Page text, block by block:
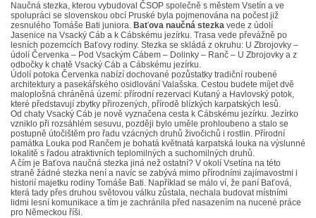
Naučná stezka, kterou vybudoval ČSOP společně s městem Vsetín a ve
spolupráci se slovenskou obcí Pruské byla pojmenována na počest již
zesnulého Tomáše Bati juniora. Baťova naučná stezka vede z údolí
Jasenice na Vsacký Cáb a k Cábskému jezírku. Trasa vede převážně po
lesních pozemcích Baťovy rodiny. Stezka se skládá z okruhu: U Zbrojovky –
údolí Červenka – Pod Vsackým Cábem – Dolinky – Ranč – U Zbrojovky a z
odbočky k chatě Vsacký Cáb a Cábskému jezírku.
Údolí potoka Červenka nabízí dochované pozůstatky tradiční roubené
architektury a pasekářského osidlování Valašska. Cestou budete míjet dvě
maloplošná chráněná území: přírodní rezervaci Kutaný a Havlovský potok,
které představují zbytky přirozených, přírodě blízkých karpatských lesů.
Od chaty Vsacký Cáb je nově vyznačena cesta k Cábskému jezírku. Jezírko
vzniklo při rozsáhlém sesuvu, později bylo uměle prohloubeno a stalo se
postupně útočištěm pro řadu vzácných druhů živočichů i rostlin. Přírodní
památka Louka pod Rančem je bohatá květnatá karpatská louka na výslunné
lokalitě s řadou atraktivních teplomilných a suchomilných druhů.
A čím je Baťova naučná stezka jiná než ostatní? V okolí Vsetína na této
straně žádné stezka není a navíc se zabývá mimo přírodními zajímavostmi i
historií majetku rodiny Tomáše Bati. Například se málo ví, že paní Baťová,
která tady přes druhou světovou válku zůstala, nechala budovat místními
lidmi lesní komunikace a tím je zachránila před nasazením na nucené práce
pro Německou říši.